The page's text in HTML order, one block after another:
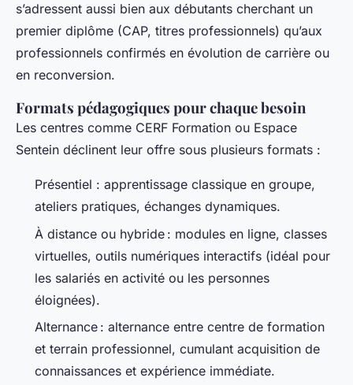
s’adressent aussi bien aux débutants cherchant un
premier diplôme (CAP, titres professionnels) qu’aux
professionnels confirmés en évolution de carrière ou
en reconversion.
Formats pédagogiques pour chaque besoin
Les centres comme CERF Formation ou Espace
Sentein déclinent leur offre sous plusieurs formats :
Présentiel : apprentissage classique en groupe,
ateliers pratiques, échanges dynamiques.
À distance ou hybride : modules en ligne, classes
virtuelles, outils numériques interactifs (idéal pour
les salariés en activité ou les personnes
éloignées).
Alternance : alternance entre centre de formation
et terrain professionnel, cumulant acquisition de
connaissances et expérience immédiate.